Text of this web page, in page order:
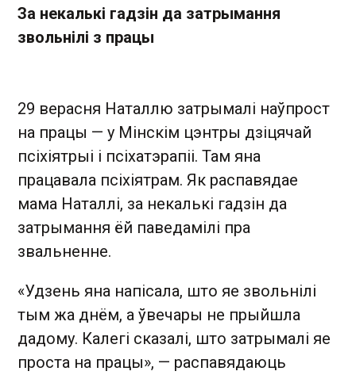
За некалькі гадзін да затрымання
звольнілі з працы
29 верасня Наталлю затрымалі наўпрост
на працы — у Мінскім цэнтры дзіцячай
псіхіятрыі і псіхатэрапіі. Там яна
працавала псіхіятрам. Як распавядае
мама Наталлі, за некалькі гадзін да
затрымання ёй паведамілі пра
звальненне.
«Удзень яна напісала, што яе звольнілі
тым жа днём, а ўвечары не прыйшла
дадому. Калегі сказалі, што затрымалі яе
проста на працы», — распавядаюць